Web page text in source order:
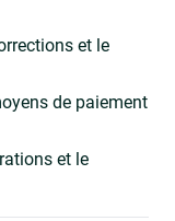
et le
de paiement
et le